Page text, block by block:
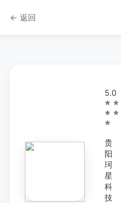
← 返回
5.0
贵
阳
珂
星
科
技